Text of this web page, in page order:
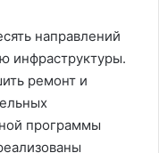
направлений
инфраструктуры.
ремонт и
программы